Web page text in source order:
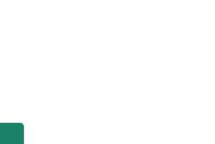
minska kvantiteten.